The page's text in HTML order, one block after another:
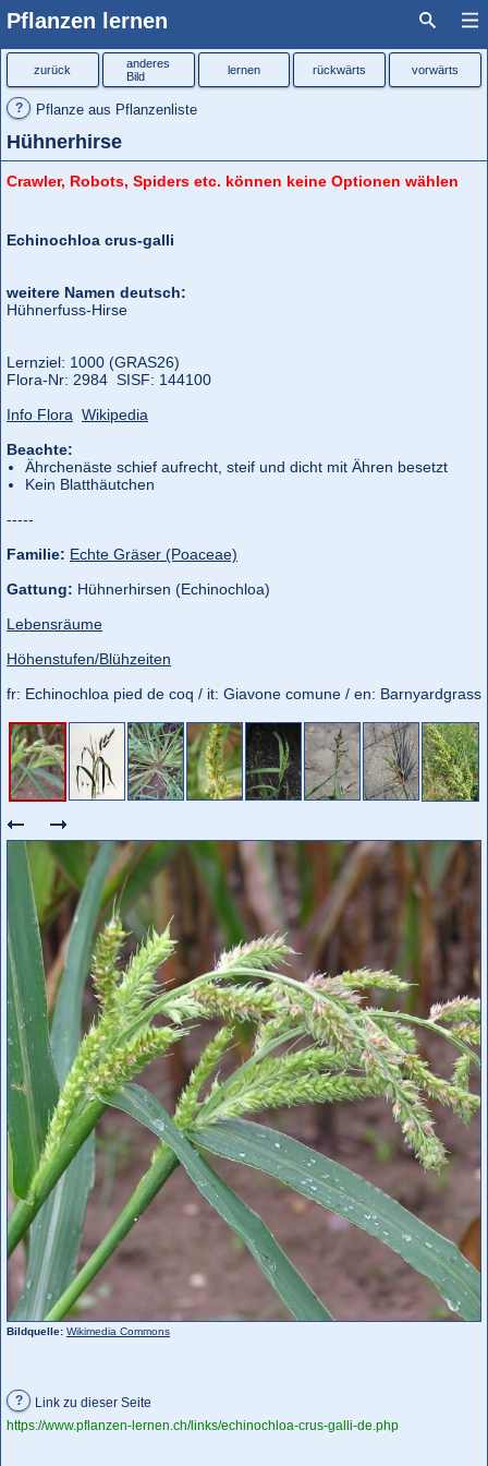
Pflanzen lernen
? Pflanze aus Pflanzenliste
Hühnerhirse
zurück
anderes
Bild
lernen rückwärts vorwärts
Crawler, Robots, Spiders etc. können keine Optionen wählen
Bildquelle: Wikimedia Commons
Echinochloa crus-galli
weitere Namen deutsch:
Hühnerfuss-Hirse
Lernziel: 1000 (GRAS26)
Flora‑Nr: 2984 SISF: 144100
Info Flora Wikipedia
Beachte:
Ährchenäste schief aufrecht, steif und dicht mit Ähren besetzt
Kein Blatthäutchen
-----
Familie: Echte Gräser (Poaceae)
Gattung: Hühnerhirsen (Echinochloa)
Lebensräume
Höhenstufen/Blühzeiten
fr: Echinochloa pied de coq / it: Giavone comune / en: Barnyardgrass
?
Link zu dieser Seite
https://www.pflanzen-lernen.ch/links/echinochloa-crus-galli-de.php